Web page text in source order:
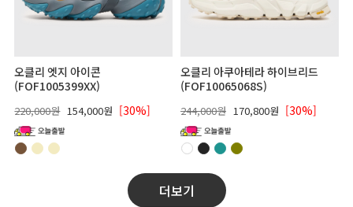
오클리 엣지 아이콘
(FOF1005399XX)
220,000원 154,000원 [30%]
오클리 아쿠아테라 하이브리드
(FOF10065068S)
244,000원 170,800원 [30%]
더보기